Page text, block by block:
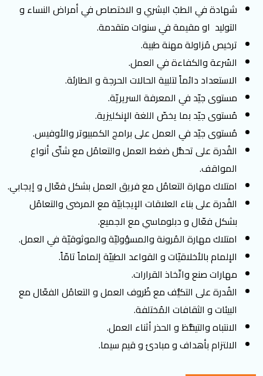
شهادة في الطبّ البشري و الاختصاص في أمراض النساء و
التوليد او مقيمة في سنوات متقدمة.
ترخيص مُزاولة مهنة طبية.
السُرعة والكفاءة في العمل.
الاستعداد دائماً لتلبية الحالات الحرجة و الطارئة.
مستوى جيّد في المعرفة السريريّة.
مُستوى جيّد بما يخصّ اللغة الإنكليزية.
مُستوى جيّد في العمل على برامج الكمبيوتر والأوفيس.
القُدرة على تحمُّل ضغط العمل والتعامُل مع شتّى أنواع
المواقف.
امتلاك مهارة التعامُل مع فريق العمل بشكل فعّال و إيجابي.
القُدرة على بناء العلاقات الإيجابيّة مع المرضى والتعامُل
بشكل فعّال و دبلوماسي مع الجميع.
امتلاك مهارة المُرونة والمسؤوليّة والموثوقيّة في العمل.
الإلمام بالأخلاقيّات و القواعد الطبيّة إلماماً تامّاً.
مهارات صنع واتّخاذ القرارات.
القُدرة على التكيُّف مع ظُروف العمل و التعامُل الفعّال مع
البيئات و الثقافات المُختلفة.
الانتباه والتيقُّظ و الحذر أثناء العمل.
الالتزام بأهداف و مبادئ و قيم سيما.